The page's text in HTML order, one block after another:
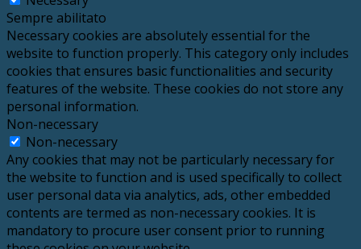
Sempre abilitato
Necessary cookies are absolutely essential for the
website to function properly. This category only includes
cookies that ensures basic functionalities and security
features of the website. These cookies do not store any
personal information.
Non-necessary
Non-necessary
Any cookies that may not be particularly necessary for
the website to function and is used specifically to collect
user personal data via analytics, ads, other embedded
contents are termed as non-necessary cookies. It is
mandatory to procure user consent prior to running